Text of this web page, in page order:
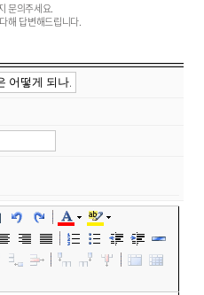
문의주세요.
해 답변해드립니다.